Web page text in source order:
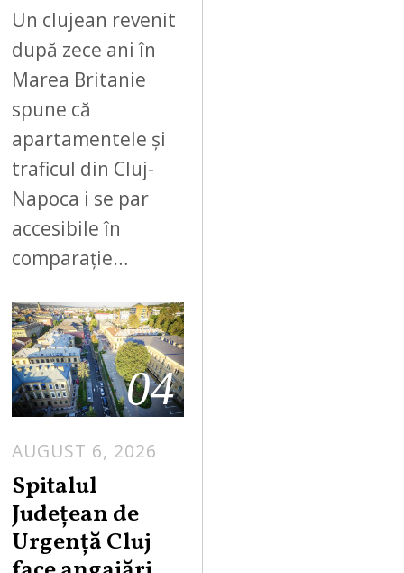
Un clujean revenit
după zece ani în
Marea Britanie
spune că
apartamentele și
traficul din Cluj-
Napoca i se par
accesibile în
comparație…
04
AUGUST 6, 2026
Spitalul
Județean de
Urgență Cluj